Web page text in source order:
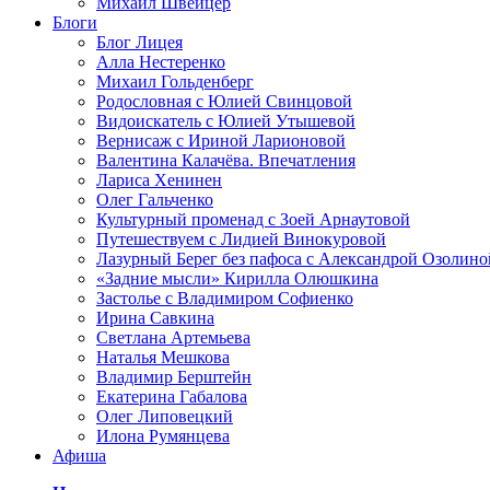
Блоги
Блог Лицея
Алла Нестеренко
Михаил Гольденберг
Родословная с Юлией Свинцовой
Видоискатель с Юлией Утышевой
Вернисаж с Ириной Ларионовой
Валентина Калачёва. Впечатления
Лариса Хенинен
Олег Гальченко
Культурный променад с Зоей Арнаутовой
Путешествуем с Лидией Винокуровой
Лазурный Берег без пафоса с Александрой
«Задние мысли» Кирилла Олюшкина
Застолье с Владимиром Софиенко
Ирина Савкина
Светлана Артемьева
Наталья Мешкова
Владимир Берштейн
Екатерина Габалова
Олег Липовецкий
Илона Румянцева
Афиша